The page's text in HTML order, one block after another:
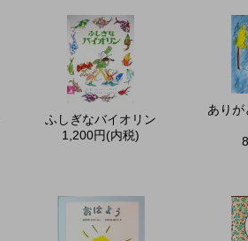
ふしぎなバイオリン
1,200円(内税)
あり